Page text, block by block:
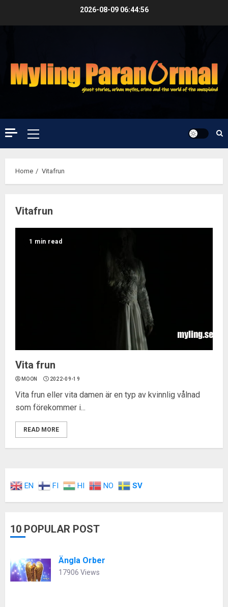
2026-08-09 06:44:57
Primary
Menu
Home Vitafrun
Vitafrun
1 min read
Vita frun
MOON 2022-09-19
Vita frun eller vita damen är en typ av kvinnlig vålnad
som förekommer i...
READ MORE
EN FI HI NO SV
10 POPULAR POST
Ängla Orber
17906 Views